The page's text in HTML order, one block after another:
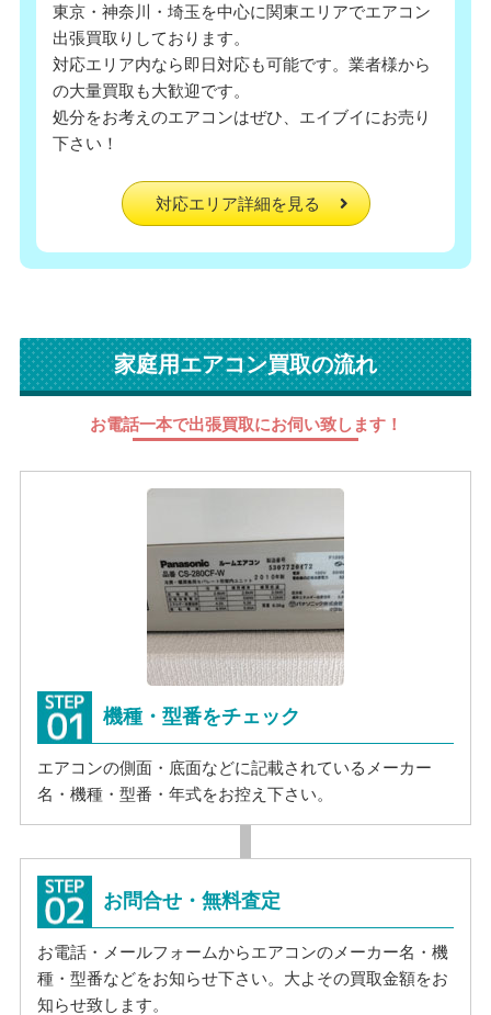
東京・神奈川・埼玉を中心に関東エリアでエアコン
出張買取りしております。
対応エリア内なら即日対応も可能です。業者様から
の大量買取も大歓迎です。
処分をお考えのエアコンはぜひ、エイブイにお売り
下さい！
対応エリア詳細を見る
家庭用エアコン買取の流れ
お電話一本で出張買取にお伺い致します！
機種・型番をチェック
エアコンの側面・底面などに記載されているメーカー
名・機種・型番・年式をお控え下さい。
お問合せ・無料査定
お電話・メールフォームからエアコンのメーカー名・機
種・型番などをお知らせ下さい。大よその買取金額をお
知らせ致します。